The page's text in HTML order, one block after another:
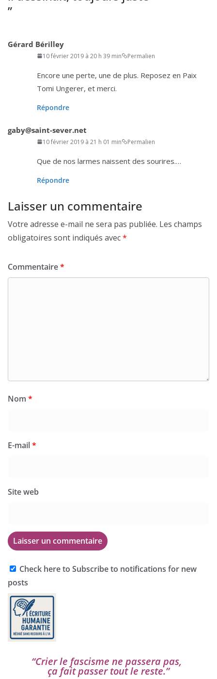
”
Gérard Bérilley
10 février 2019 à 20 h 39 min Permalien
Encore une perte, une de plus. Reposez en Paix
Tomi Ungerer, et merci.
Répondre
gaby@saint-sever.net
10 février 2019 à 21 h 01 min Permalien
Que de nos larmes naissent des sourires.…
Répondre
Laisser un commentaire
Votre adresse e-mail ne sera pas publiée. Les champs
obligatoires sont indiqués avec*
Commentaire*
Nom *
E-mail*
Site web
Check here to Subscribe to notifications for new
posts
“Crier le fas­cisme ne pas­se­ra pas,
ça fait pas­ser tout le reste.”